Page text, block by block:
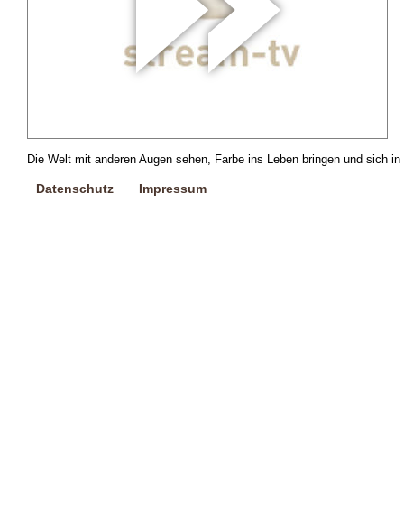
Die Welt mit anderen Augen sehen, Farbe ins Leben bringen und sich
Datenschutz Impressum